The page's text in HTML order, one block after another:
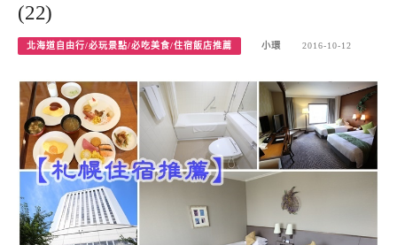
(22)
北海道自由行/必玩景點/必吃美食/住宿飯店推薦 小環 2016-10-12